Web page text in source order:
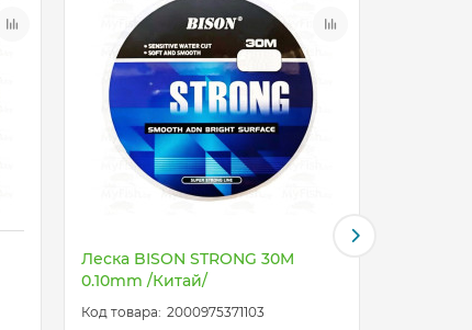
Леска BISON STRONG 30M
0.10mm /Китай/
2000975371103